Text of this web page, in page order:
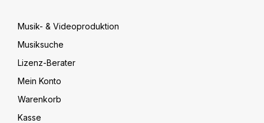
Musik- & Videoproduktion
Musiksuche
Lizenz-Berater
Mein Konto
Warenkorb
Kasse